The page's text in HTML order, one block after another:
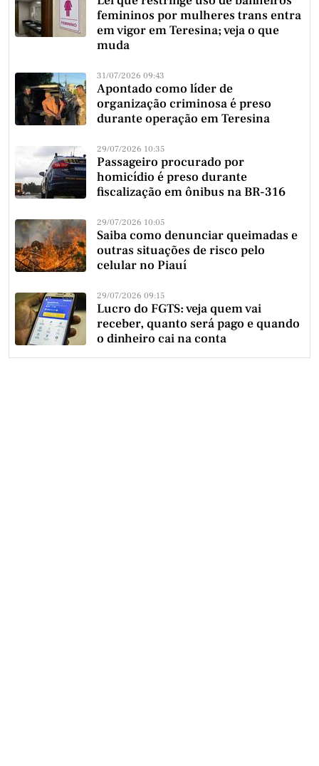
femininos por mulheres trans entra
em vigor em Teresina; veja o que
muda
31/07/2026 09:43
Apontado como líder de
organização criminosa é preso
durante operação em Teresina
29/07/2026 10:35
Passageiro procurado por
homicídio é preso durante
fiscalização em ônibus na BR-316
29/07/2026 10:05
Saiba como denunciar queimadas e
outras situações de risco pelo
celular no Piauí
29/07/2026 09:15
Lucro do FGTS: veja quem vai
receber, quanto será pago e quando
o dinheiro cai na conta